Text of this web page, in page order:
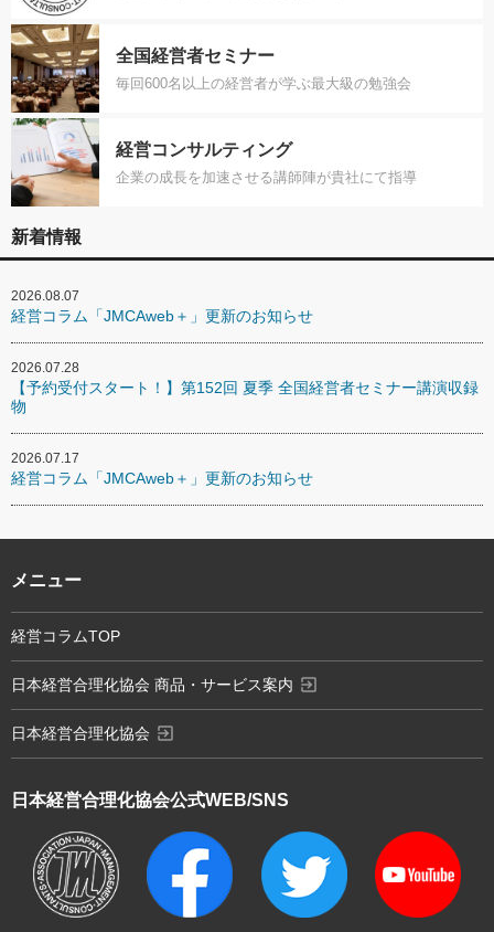
全国経営者セミナー
毎回600名以上の経営者が学ぶ最大級の勉強会
経営コンサルティング
企業の成長を加速させる講師陣が貴社にて指導
新着情報
2026.08.07
経営コラム「JMCAweb＋」更新のお知らせ
2026.07.28
【予約受付スタート！】第152回 夏季 全国経営者セミナー講演収録
物
2026.07.17
経営コラム「JMCAweb＋」更新のお知らせ
日本経営合理化協会公式WEB/SNS
メニュー
経営コラムTOP
日本経営合理化協会 商品・サービス案内 exit_to_app
日本経営合理化協会 exit_to_app